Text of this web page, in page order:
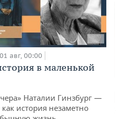
01 авг, 00:00
в маленькой
Наталии Гинзбург —
история незаметно